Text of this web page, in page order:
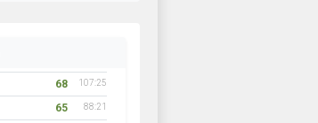
68 107:25
65 88:21